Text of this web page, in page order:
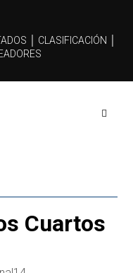
│ CLASIFICACIÓN │
Cuartos